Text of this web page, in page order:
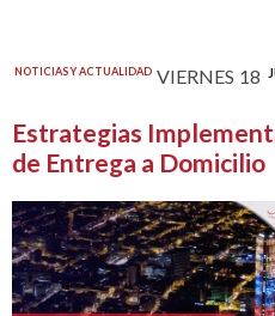
NOTICIAS Y ACTUALIDAD VIERNES 18
Estrategias
de Entrega a Domicilio